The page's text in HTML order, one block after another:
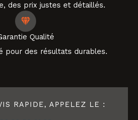
des prix justes et détaillés.
Qualité
pour des résultats durables.
RAPIDE, APPELEZ LE :